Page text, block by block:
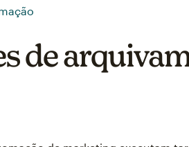
de